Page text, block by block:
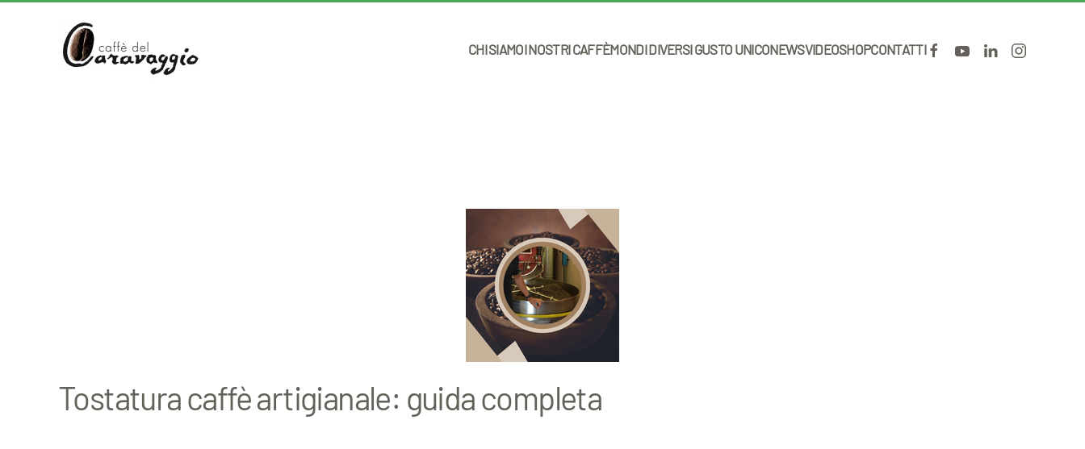
Skip to main content CHI SIAMOI NOSTRI CAFFÈMONDI DIVERSI GUSTO UNICONEWSVIDEOSHOPCONTATTI
Tostatura caffè artigianale: guida completa